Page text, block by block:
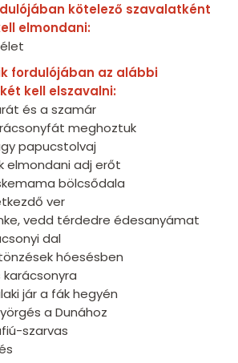
kötelező szavalatként
elmondani:
fordulójában az alábbi
kell elszavalni:
és a szamár
meghoztuk
papucstolvaj
elmondani adj erőt
bölcsődala
ver
vedd térdedre édesanyámat
dal
hóesésben
karácsonyra
jár a fák hegyén
a Dunához
szarvas